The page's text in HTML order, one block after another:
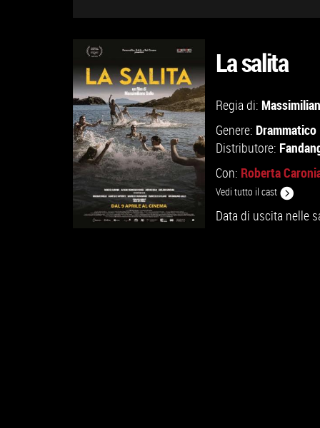
La salita
Regia di:
Genere: Drammatico
Distributore:
Con: Roberta
Vedi tutto il cast
Data di uscita nelle